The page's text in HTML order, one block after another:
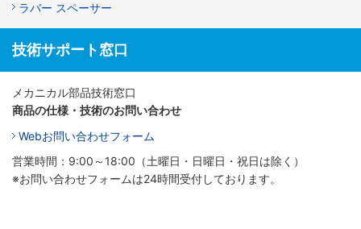
ラバー スペーサー
技術サポート窓口
メカニカル部品技術窓口
商品の仕様・技術のお問い合わせ
Webお問い合わせフォーム
営業時間：9:00～18:00（土曜日・日曜日・祝日は除く）
※お問い合わせフォームは24時間受付しております。